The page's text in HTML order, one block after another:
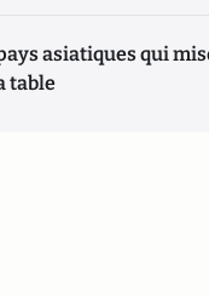
asiatiques qui
table